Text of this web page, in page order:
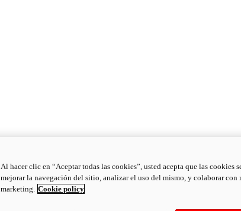
Al hacer clic en “Aceptar todas las cookies”, usted acepta que las cookies
mejorar la navegación del sitio, analizar el uso del mismo, y colaborar con
marketing. Cookie policy